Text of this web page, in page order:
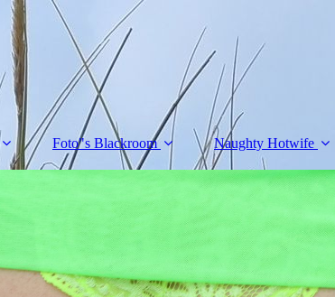
Foto"s Blackroom Naughty Hotwife